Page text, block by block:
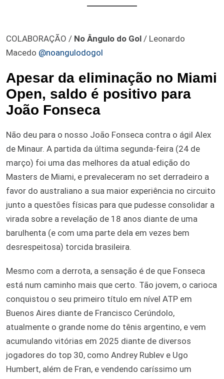
COLABORAÇÃO / No Ângulo do Gol / Leonardo
Macedo @noangulodogol
Apesar da eliminação no Miami
Open, saldo é positivo para
João Fonseca
Não deu para o nosso João Fonseca contra o ágil Alex
de Minaur. A partida da última segunda-feira (24 de
março) foi uma das melhores da atual edição do
Masters de Miami, e prevaleceram no set derradeiro a
favor do australiano a sua maior experiência no circuito
junto a questões físicas para que pudesse consolidar a
virada sobre a revelação de 18 anos diante de uma
barulhenta (e com uma parte dela em vezes bem
desrespeitosa) torcida brasileira.
Mesmo com a derrota, a sensação é de que Fonseca
está num caminho mais que certo. Tão jovem, o carioca
conquistou o seu primeiro título em nível ATP em
Buenos Aires diante de Francisco Cerúndolo,
atualmente o grande nome do tênis argentino, e vem
acumulando vitórias em 2025 diante de diversos
jogadores do top 30, como Andrey Rublev e Ugo
Humbert, além de Fran, e vendendo caríssimo um